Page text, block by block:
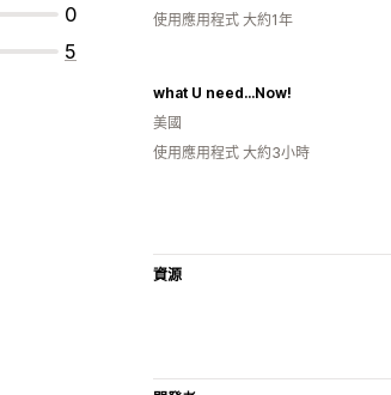
0
5
使用應用程式 大約1年
what U need...Now!
美國
使用應用程式 大約3小時
資源